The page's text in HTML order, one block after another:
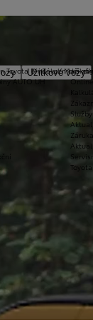
Užitkové vozy
Zákaznická zóna
Toyota Brno - ul. Maříkova
AUTO UH